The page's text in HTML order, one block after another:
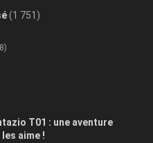
(1 751)
T01 : une aventure
aime !